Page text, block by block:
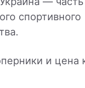
спортивного
и цена